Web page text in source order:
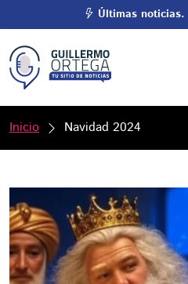
Últimas noticias.
Inicio Navidad 2024